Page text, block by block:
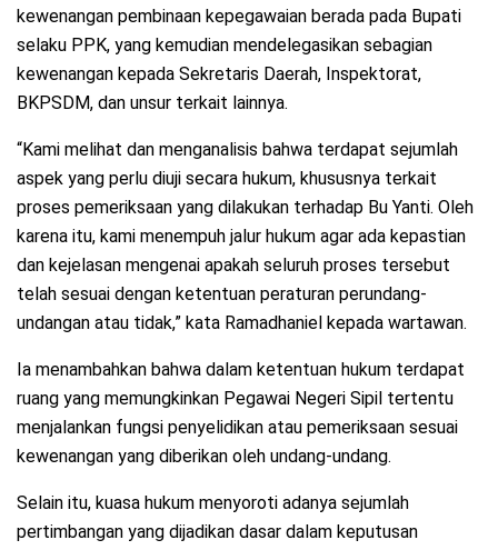
kewenangan pembinaan kepegawaian berada pada Bupati
selaku PPK, yang kemudian mendelegasikan sebagian
kewenangan kepada Sekretaris Daerah, Inspektorat,
BKPSDM, dan unsur terkait lainnya.
“Kami melihat dan menganalisis bahwa terdapat sejumlah
aspek yang perlu diuji secara hukum, khususnya terkait
proses pemeriksaan yang dilakukan terhadap Bu Yanti. Oleh
karena itu, kami menempuh jalur hukum agar ada kepastian
dan kejelasan mengenai apakah seluruh proses tersebut
telah sesuai dengan ketentuan peraturan perundang-
undangan atau tidak,” kata Ramadhaniel kepada wartawan.
Ia menambahkan bahwa dalam ketentuan hukum terdapat
ruang yang memungkinkan Pegawai Negeri Sipil tertentu
menjalankan fungsi penyelidikan atau pemeriksaan sesuai
kewenangan yang diberikan oleh undang-undang.
Selain itu, kuasa hukum menyoroti adanya sejumlah
pertimbangan yang dijadikan dasar dalam keputusan